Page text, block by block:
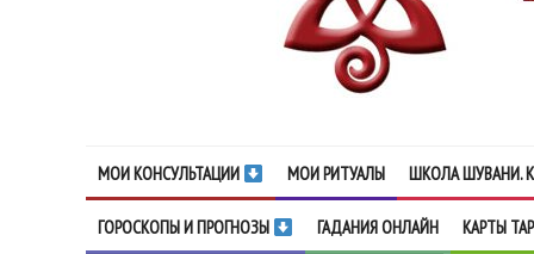
МОИ КОНСУЛЬТАЦИИ МОИ РИТУАЛЫ ШКОЛА ШУВАНИ.
ГОРОСКОПЫ И ПРОГНОЗЫ ГАДАНИЯ ОНЛАЙН КАРТЫ